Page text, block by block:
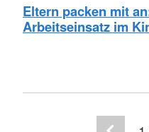
Eltern packen mit
Arbeitseinsatz im